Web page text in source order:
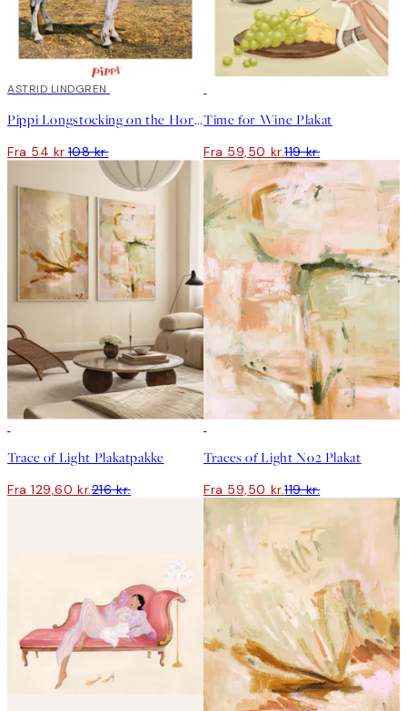
50%*
ASTRID LINDGREN
Pippi Longstocking on the Horse Plakat
Fra 54 kr.108 kr.
Time for Wine Plakat
Fra 59,50 kr.119 kr.
Trace of Light Plakatpakke
Fra 129,60 kr.216 kr.
Traces of Light No2 Plakat
Fra 59,50 kr.119 kr.